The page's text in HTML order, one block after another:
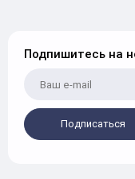
Подпишитесь на
Подписаться